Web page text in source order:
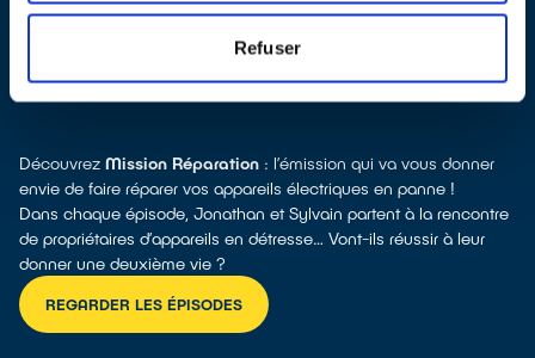
Refuser
Découvrez Mission Réparation : l’émission qui va vous donner
envie de faire réparer vos appareils électriques en panne !
Dans chaque épisode, Jonathan et Sylvain partent à la rencontre
de propriétaires d’appareils en détresse… Vont-ils réussir à leur
donner une deuxième vie ?
REGARDER LES ÉPISODES